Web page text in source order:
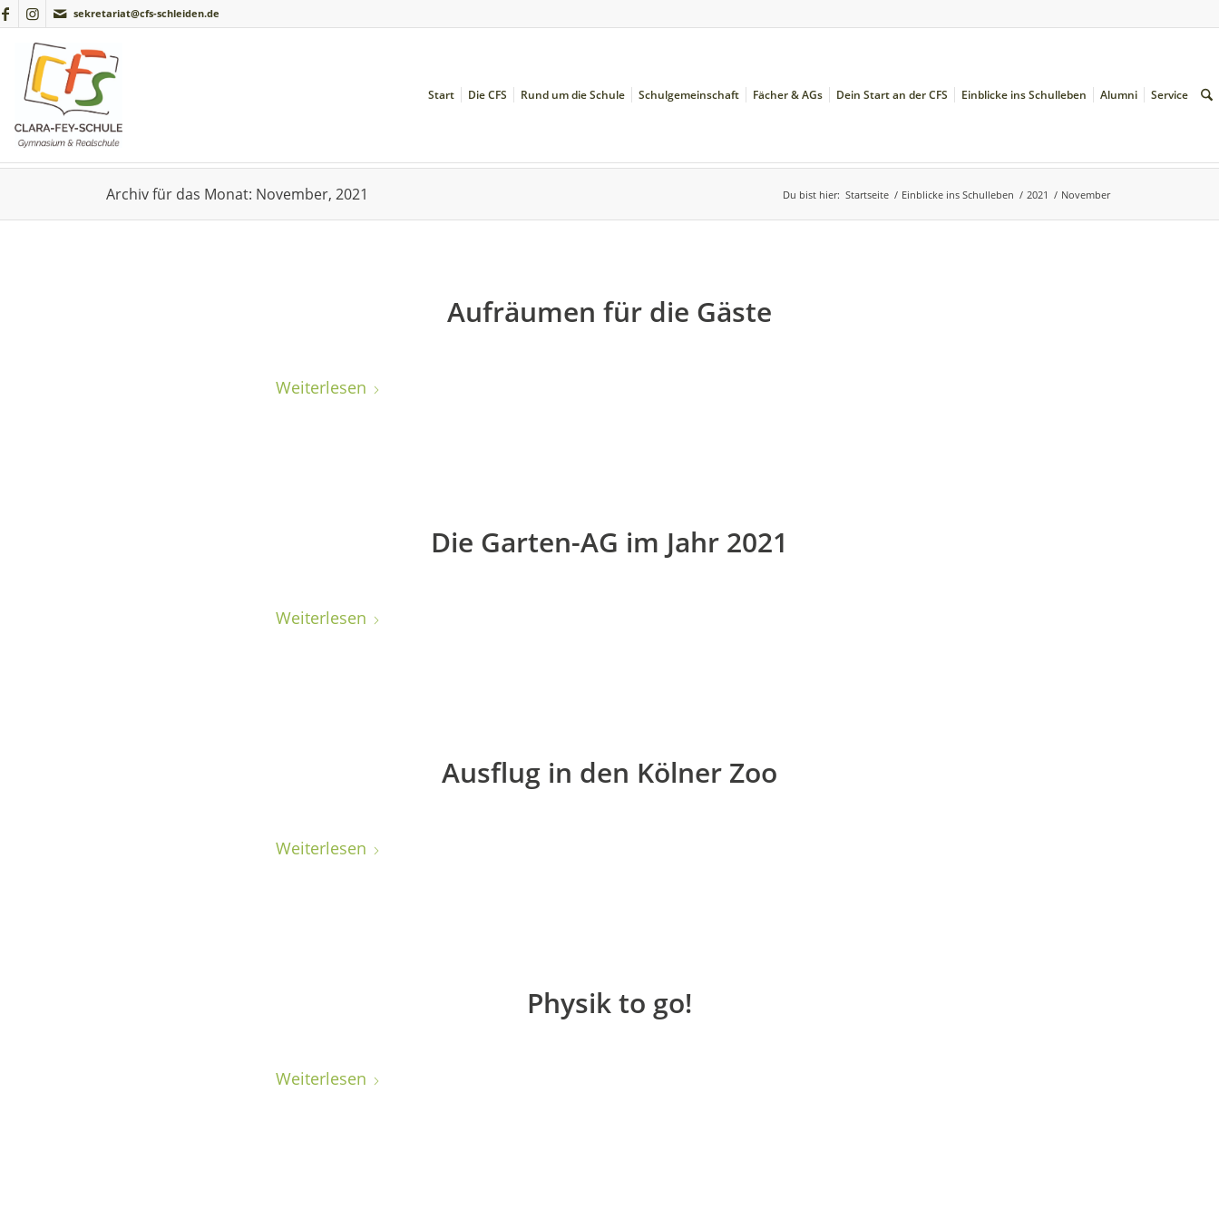
sekretariat@cfs-schleiden.de
Start Die CFS Rund um die Schule Schulgemeinschaft Fächer & AGs Dein Start an der CFS Einblicke ins Schulleben Alumni Service
Archiv für das Monat: November, 2021 Du bist hier: Startseite / Einblicke ins Schulleben / 2021 / November
Aufräumen für die Gäste
Weiterlesen
Die Garten-AG im Jahr 2021
Weiterlesen
Ausflug in den Kölner Zoo
Weiterlesen
Physik to go!
Weiterlesen